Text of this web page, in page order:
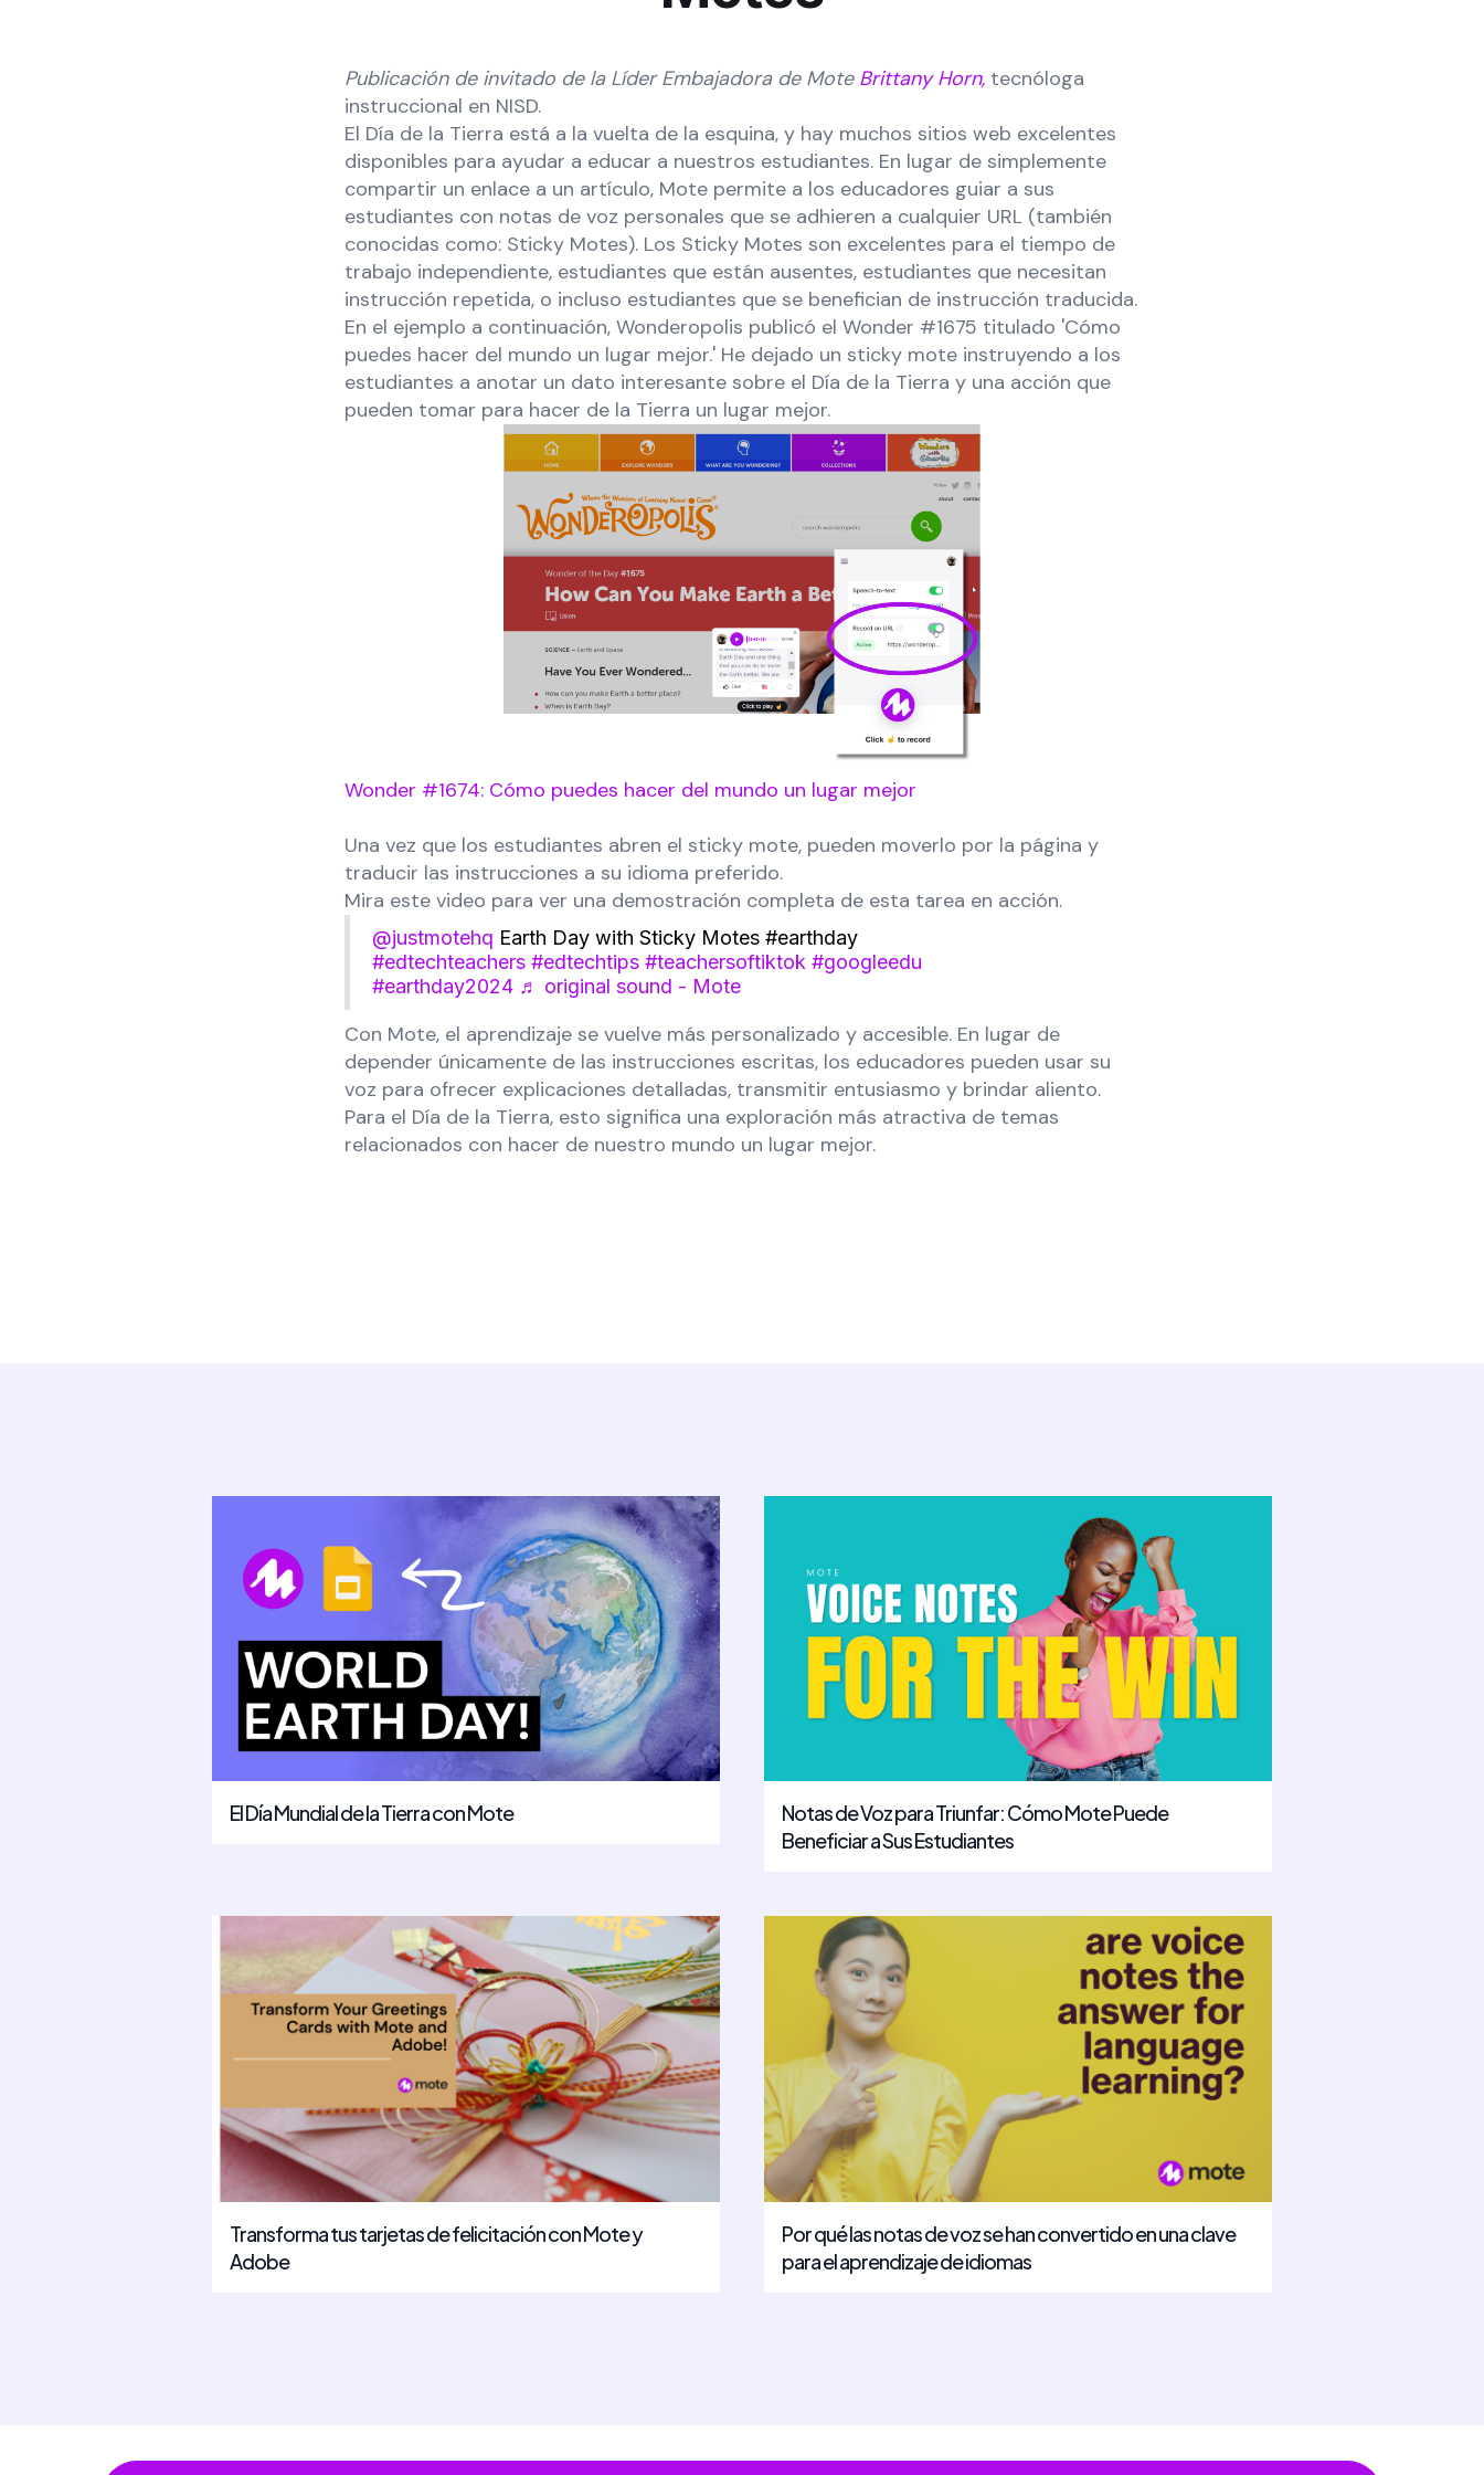
Publicación de invitado de la Líder Embajadora de Mote Brittany Horn, tecnóloga
instruccional en NISD.
El Día de la Tierra está a la vuelta de la esquina, y hay muchos sitios web excelentes
disponibles para ayudar a educar a nuestros estudiantes. En lugar de simplemente
compartir un enlace a un artículo, Mote permite a los educadores guiar a sus
estudiantes con notas de voz personales que se adhieren a cualquier URL (también
conocidas como: Sticky Motes). Los Sticky Motes son excelentes para el tiempo de
trabajo independiente, estudiantes que están ausentes, estudiantes que necesitan
instrucción repetida, o incluso estudiantes que se benefician de instrucción traducida.
En el ejemplo a continuación, Wonderopolis publicó el Wonder #1675 titulado 'Cómo
puedes hacer del mundo un lugar mejor.' He dejado un sticky mote instruyendo a los
estudiantes a anotar un dato interesante sobre el Día de la Tierra y una acción que
pueden tomar para hacer de la Tierra un lugar mejor.
Wonder #1674: Cómo puedes hacer del mundo un lugar mejor
Una vez que los estudiantes abren el sticky mote, pueden moverlo por la página y
traducir las instrucciones a su idioma preferido.
Mira este video para ver una demostración completa de esta tarea en acción.
@justmotehq Earth Day with Sticky Motes #earthday
#edtechteachers #edtechtips #teachersoftiktok #googleedu
#earthday2024 ♬ original sound - Mote
Con Mote, el aprendizaje se vuelve más personalizado y accesible. En lugar de
depender únicamente de las instrucciones escritas, los educadores pueden usar su
voz para ofrecer explicaciones detalladas, transmitir entusiasmo y brindar aliento.
Para el Día de la Tierra, esto significa una exploración más atractiva de temas
relacionados con hacer de nuestro mundo un lugar mejor.
El Día Mundial de la Tierra con Mote
Notas de Voz para Triunfar: Cómo Mote Puede
Beneficiar a Sus Estudiantes
Transforma tus tarjetas de felicitación con Mote y
Adobe
Por qué las notas de voz se han convertido en una clave
para el aprendizaje de idiomas